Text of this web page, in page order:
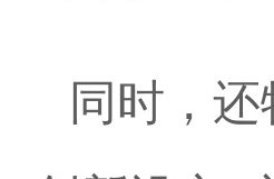
同时，